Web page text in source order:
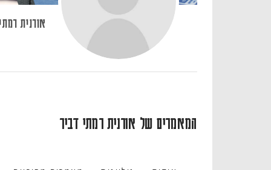
אורנית
המאמרים של אורנית רמתי דביר